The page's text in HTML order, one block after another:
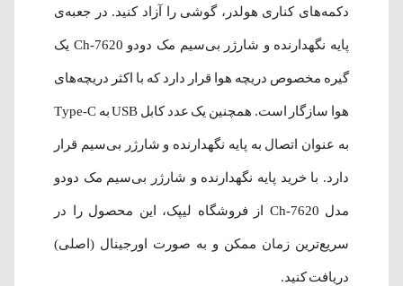
دکمه‌های کناری هولدر، گوشی را آزاد کنید. در جعبه‌ی
پایه نگهدارنده و شارژر بی‌سیم مک دودو Ch-7620 یک
گیره مخصوص دریچه هوا قرار دارد که با اکثر دریچه‌های
هوا سازگار است. همچنین یک عدد کابل USB به Type-C
به عنوان اتصال به پایه نگهدارنده و شارژر بی‌سیم قرار
دارد. با خرید پایه نگهدارنده و شارژر بی‌سیم مک دودو
مدل Ch-7620 از فروشگاه لیپک، این محصول را در
سریع‌ترین زمان ممکن و به صورت اورجینال (اصلی)
دریافت کنید.